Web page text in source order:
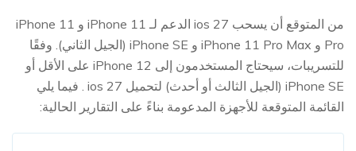
من المتوقع أن يسحب ios 27 الدعم لـ iPhone 11 و iPhone 11
Pro و iPhone 11 Pro Max و iPhone SE (الجيل الثاني). وفقًا
للتسريبات، سيحتاج المستخدمون إلى iPhone 12 على الأقل أو
iPhone SE (الجيل الثالث أو أحدث) لتحميل ios 27 . فيما يلي
القائمة المتوقعة للأجهزة المدعومة بناءً على التقارير الحالية: